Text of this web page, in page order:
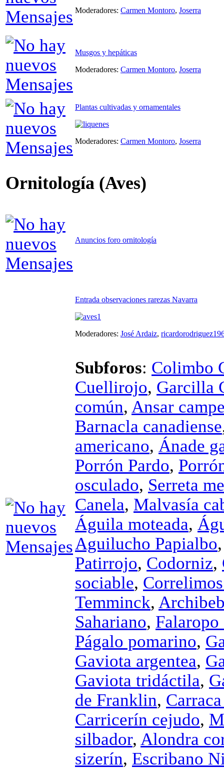
Moderadores: Carmen Montoro, Joserra
Musgos y hepáticas
Moderadores: Carmen Montoro, Joserra
Plantas cultivadas y ornamentales
Moderadores: Carmen Montoro, Joserra
Ornitología (Aves)
Anuncios foro ornitología
Entrada observaciones rarezas Navarra
Moderadores: José Ardaiz,
Subforos: Colimbo
Cuellirojo, Garcilla
común, Ansar
Barnacla canadiense
americano, Ánade
Porrón Pardo,
osculado, Serreta
Canela, Malvasía
Águila moteada,
Aguilucho Papialbo
Patirrojo, Codorniz,
sociable,
Temminck,
Sahariano, Falaropo
Págalo pomarino,
Gaviota argentea,
Gaviota tridáctila,
de Franklin,
Carricerín cejudo,
silbador, Alondra
sizerín, Escribano